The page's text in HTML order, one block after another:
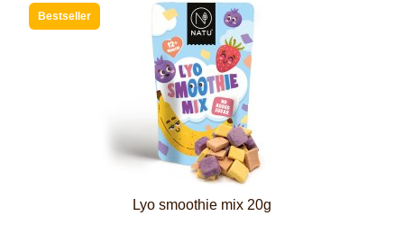
Bestseller
Lyo smoothie mix 20g